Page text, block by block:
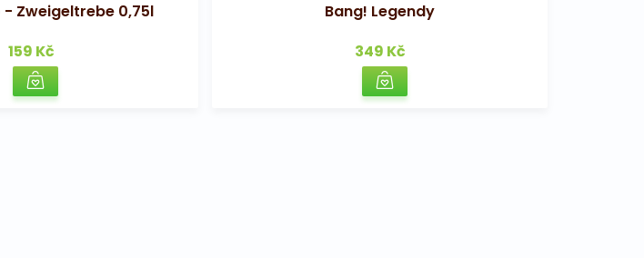
- Zweigeltrebe 0,75l
159 Kč
Bang! Legendy
349 Kč